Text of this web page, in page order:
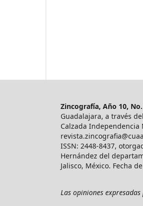
Zincografía, Año 10,
Guadalajara, a través
Calzada Independencia
ISSN: 2448-8437,
Hernández del
Jalisco, México. Fecha
Las opiniones